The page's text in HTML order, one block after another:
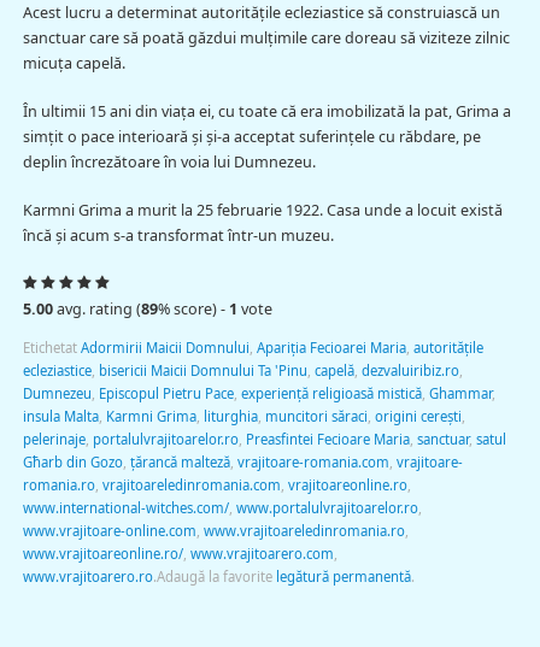
Acest lucru a determinat autoritățile ecleziastice să construiască un
sanctuar care să poată găzdui mulțimile care doreau să viziteze zilnic
micuţa capelă.
În ultimii 15 ani din viaţa ei, cu toate că era imobilizată la pat, Grima a
simţit o pace interioară şi şi-a acceptat suferințele cu răbdare, pe
deplin încrezătoare în voia lui Dumnezeu.
Karmni Grima a murit la 25 februarie 1922. Casa unde a locuit există
încă şi acum s-a transformat într-un muzeu.
5.00avg. rating (89% score) - 1 vote
Etichetat Adormirii Maicii Domnului, Apariţia Fecioarei Maria, autoritățile
ecleziastice, bisericii Maicii Domnului Ta 'Pinu, capelă, dezvaluiribiz.ro,
Dumnezeu, Episcopul Pietru Pace, experiență religioasă mistică, Ghammar,
insula Malta, Karmni Grima, liturghia, muncitori săraci, origini cerești,
pelerinaje, portalulvrajitoarelor.ro, Preasfintei Fecioare Maria, sanctuar, satul
Għarb din Gozo, țărancă malteză, vrajitoare-romania.com, vrajitoare-
romania.ro, vrajitoareledinromania.com, vrajitoareonline.ro,
www.international-witches.com/, www.portalulvrajitoarelor.ro,
www.vrajitoare-online.com, www.vrajitoareledinromania.ro,
www.vrajitoareonline.ro/, www.vrajitoarero.com,
www.vrajitoarero.ro.Adaugă la favorite legătură permanentă.